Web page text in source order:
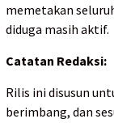
memetakan
diduga masih aktif.
Catatan Redaksi:
Rilis ini disusun
berimbang, dan